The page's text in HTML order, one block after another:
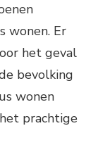
wonen. Er
het geval
bevolking
wonen
prachtige